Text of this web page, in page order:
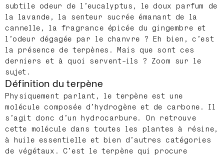
subtile odeur de l’eucalyptus, le doux parfum de
la lavande, la senteur sucrée émanant de la
cannelle, la fragrance épicée du gingembre et
l’odeur dégagée par le chanvre ? Eh bien, c’est
la présence de terpènes. Mais que sont ces
derniers et à quoi servent-ils ? Zoom sur le
sujet.
Définition du terpène
Physiquement parlant, le terpène est une
molécule composée d’hydrogène et de carbone. Il
s’agit donc d’un hydrocarbure. On retrouve
cette molécule dans toutes les plantes à résine,
à huile essentielle et bien d’autres catégories
de végétaux. C’est le terpène qui procure